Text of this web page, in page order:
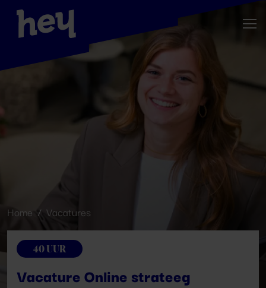
Home Vacatures
40 UUR
Vacature Online strateeg